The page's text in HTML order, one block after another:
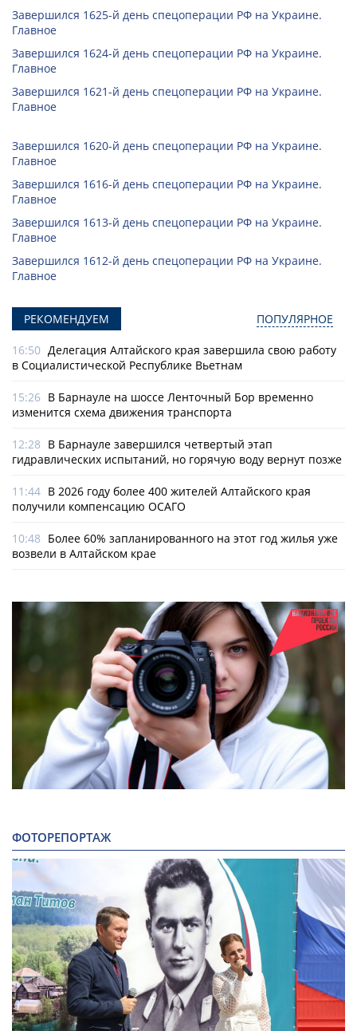
Завершился 1625-й день спецоперации РФ на Украине.
Главное
Завершился 1624-й день спецоперации РФ на Украине.
Главное
Завершился 1621-й день спецоперации РФ на Украине.
Главное
Завершился 1620-й день спецоперации РФ на Украине.
Главное
Завершился 1616-й день спецоперации РФ на Украине.
Главное
Завершился 1613-й день спецоперации РФ на Украине.
Главное
Завершился 1612-й день спецоперации РФ на Украине.
Главное
РЕКОМЕНДУЕМ ПОПУЛЯРНОЕ
16:50 Делегация Алтайского края завершила свою работу
в Социалистической Республике Вьетнам
15:26 В Барнауле на шоссе Ленточный Бор временно
изменится схема движения транспорта
12:28 В Барнауле завершился четвертый этап
гидравлических испытаний, но горячую воду вернут позже
11:44 В 2026 году более 400 жителей Алтайского края
получили компенсацию ОСАГО
10:48 Более 60% запланированного на этот год жилья уже
возвели в Алтайском крае
ФОТОРЕПОРТАЖ